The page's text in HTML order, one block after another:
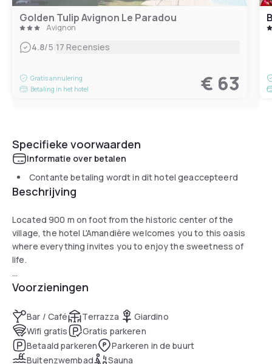
Golden Tulip Avignon Le Paradou
Avignon
4.8/5|17 Recensies
Gratis annulering
Betaling in het hotel
€ 63
Specifieke voorwaarden
Informatie over betalen
Contante betaling wordt in dit hotel geaccepteerd
Beschrijving
Located 900 m on foot from the historic center of the
village, the hotel L'Amandière welcomes you to this oasis
where everything invites you to enjoy the sweetness of
life.
Peaceful nights thanks to the calm of this charming hotel,
with the scents of Provence.
Enjoy lazing by the pool or in one of our many shaded
outdoor lounges. Enjoy a tasting of regional wines to the
sound of cicadas.
Voorzieningen
Bar / Café Terrazza
Giardino
Wifi gratis
Gratis parkeren
Betaald parkeren
Parkeren in de buurt
Buitenzwembad
Sauna